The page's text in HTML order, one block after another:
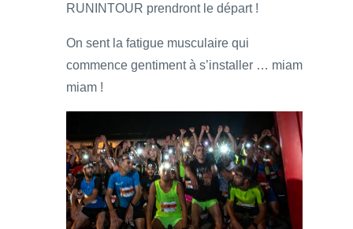
RUNINTOUR prendront le départ !
On sent la fatigue musculaire qui
commence gentiment à s’installer … miam
miam !